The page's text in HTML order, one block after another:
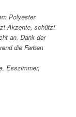
Polyester
Akzente, schützt
an. Dank der
die Farben
Esszimmer,